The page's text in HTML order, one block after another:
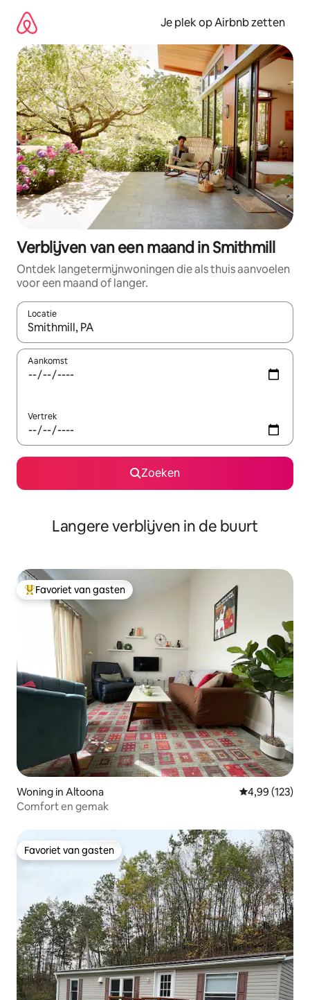
direct
naar
inhoud
Je plek op Airbnb zetten
Verblijven van een maand in Smithmill
Ontdek langetermijnwoningen die als thuis aanvoelen
voor een maand of langer.
Locatie
Wanneer er resultaten beschikbaar zijn, maak je een keuze
Aankomst
Vertrek
Zoeken
Langere verblijven in de buurt
Topfavoriet van gasten
Favoriet van gasten
Woning in Altoona Gemiddelde
4,99 (123)
Comfort en gemak
Favoriet van gasten
Favoriet van gasten